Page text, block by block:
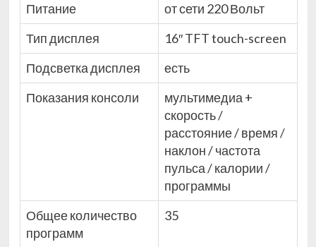
Питание
от сети 220 Вольт
Тип дисплея
16″ TFT touch-screen
Подсветка дисплея
есть
Показания консоли
мультимедиа +
скорость /
расстояние / время /
наклон / частота
пульса / калории /
программы
Общее количество
программ
35